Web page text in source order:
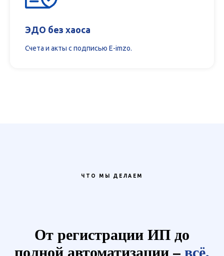
ЭДО без хаоса
Счета и акты с подписью E-imzo.
ЧТО МЫ ДЕЛАЕМ
От регистрации ИП до